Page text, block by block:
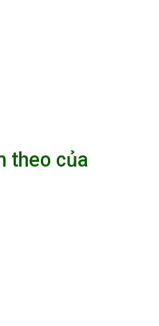
theo của